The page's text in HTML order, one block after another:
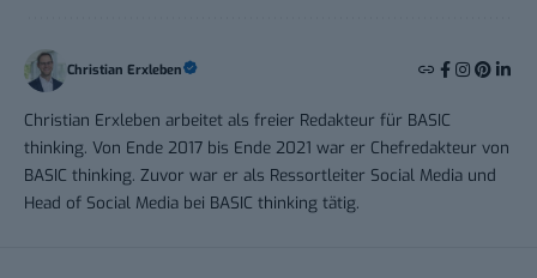
Christian Erxleben
Christian Erxleben arbeitet als freier Redakteur für BASIC
thinking. Von Ende 2017 bis Ende 2021 war er Chefredakteur von
BASIC thinking. Zuvor war er als Ressortleiter Social Media und
Head of Social Media bei BASIC thinking tätig.